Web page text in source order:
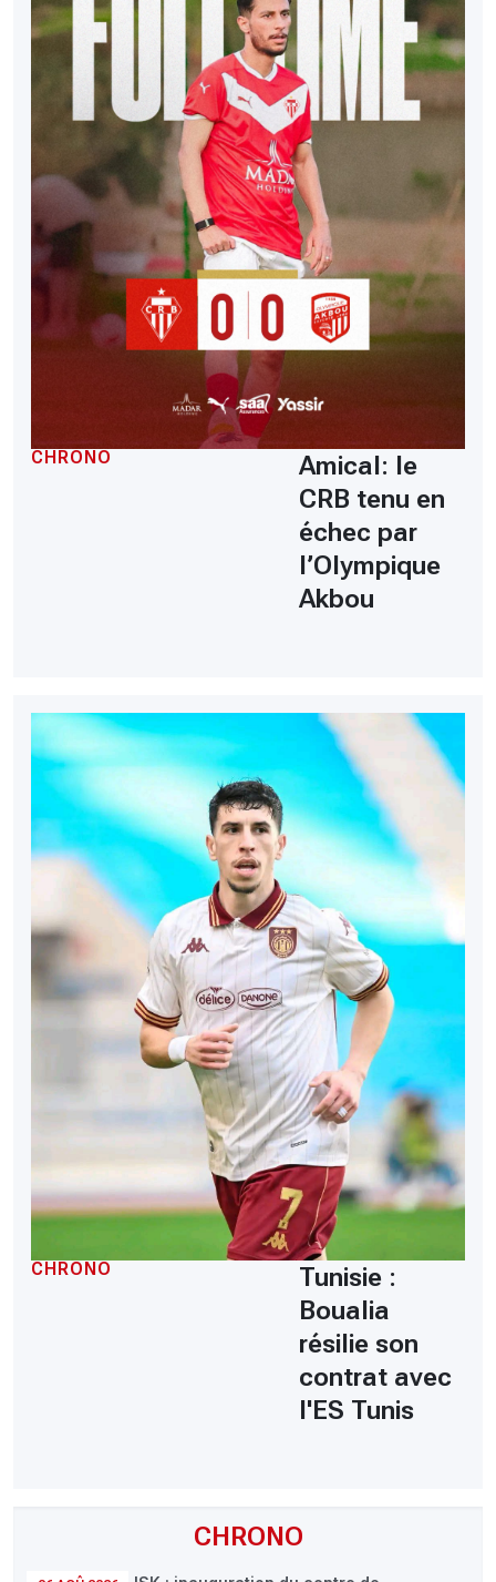
CHRONO
CHRONO
Amical: le
CRB tenu en
échec par
l’Olympique
Akbou
CHRONO
Tunisie :
Boualia
résilie son
contrat avec
l'ES Tunis